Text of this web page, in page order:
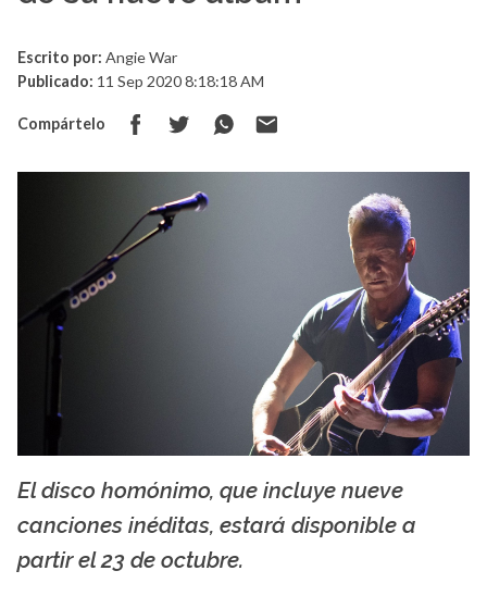
Escrito por: Angie War
Publicado: 11 Sep 2020 8:18:18 AM
Compártelo
Facebook Bruce Springsteen
El disco homónimo, que incluye nueve
canciones inéditas, estará disponible a
partir el 23 de octubre.